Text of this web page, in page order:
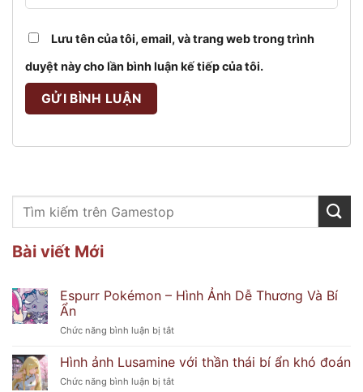
Lưu tên của tôi, email, và trang web trong trình
duyệt này cho lần bình luận kế tiếp của tôi.
Bài viết Mới
Espurr Pokémon – Hình Ảnh Dễ Thương Và Bí
Ẩn
Chức năng bình luận bị tắtở
Pokémon
–
Hình
Hình ảnh Lusamine với thần thái bí ẩn khó đoán
Chức năng bình luận bị tắtở